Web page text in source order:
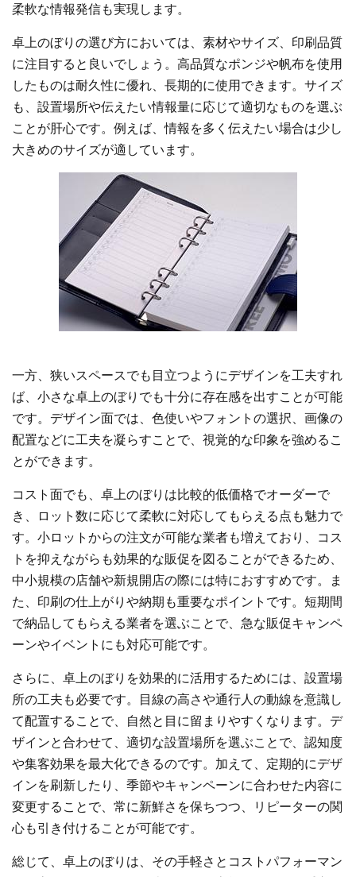
柔軟な情報発信も実現します。
卓上のぼりの選び方においては、素材やサイズ、印刷品質
に注目すると良いでしょう。高品質なポンジや帆布を使用
したものは耐久性に優れ、長期的に使用できます。サイズ
も、設置場所や伝えたい情報量に応じて適切なものを選ぶ
ことが肝心です。例えば、情報を多く伝えたい場合は少し
大きめのサイズが適しています。
一方、狭いスペースでも目立つようにデザインを工夫すれ
ば、小さな卓上のぼりでも十分に存在感を出すことが可能
です。デザイン面では、色使いやフォントの選択、画像の
配置などに工夫を凝らすことで、視覚的な印象を強めるこ
とができます。
コスト面でも、卓上のぼりは比較的低価格でオーダーで
き、ロット数に応じて柔軟に対応してもらえる点も魅力で
す。小ロットからの注文が可能な業者も増えており、コス
トを抑えながらも効果的な販促を図ることができるため、
中小規模の店舗や新規開店の際には特におすすめです。ま
た、印刷の仕上がりや納期も重要なポイントです。短期間
で納品してもらえる業者を選ぶことで、急な販促キャンペ
ーンやイベントにも対応可能です。
さらに、卓上のぼりを効果的に活用するためには、設置場
所の工夫も必要です。目線の高さや通行人の動線を意識し
て配置することで、自然と目に留まりやすくなります。デ
ザインと合わせて、適切な設置場所を選ぶことで、認知度
や集客効果を最大化できるのです。加えて、定期的にデザ
インを刷新したり、季節やキャンペーンに合わせた内容に
変更することで、常に新鮮さを保ちつつ、リピーターの関
心も引き付けることが可能です。
総じて、卓上のぼりは、その手軽さとコストパフォーマン